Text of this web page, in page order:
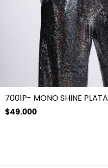
7001P- MONO SHINE PLATA
$49.000